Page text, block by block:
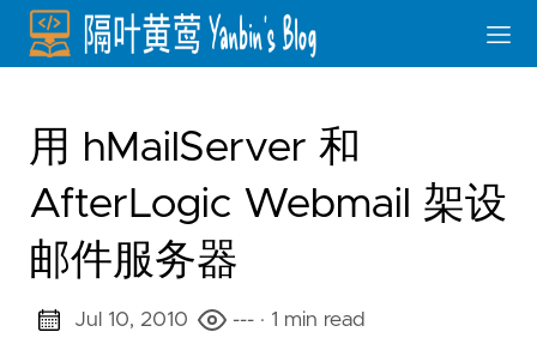
用 hMailServer 和
AfterLogic Webmail 架设
邮件服务器
Jul 10, 2010 --- · 1 min read